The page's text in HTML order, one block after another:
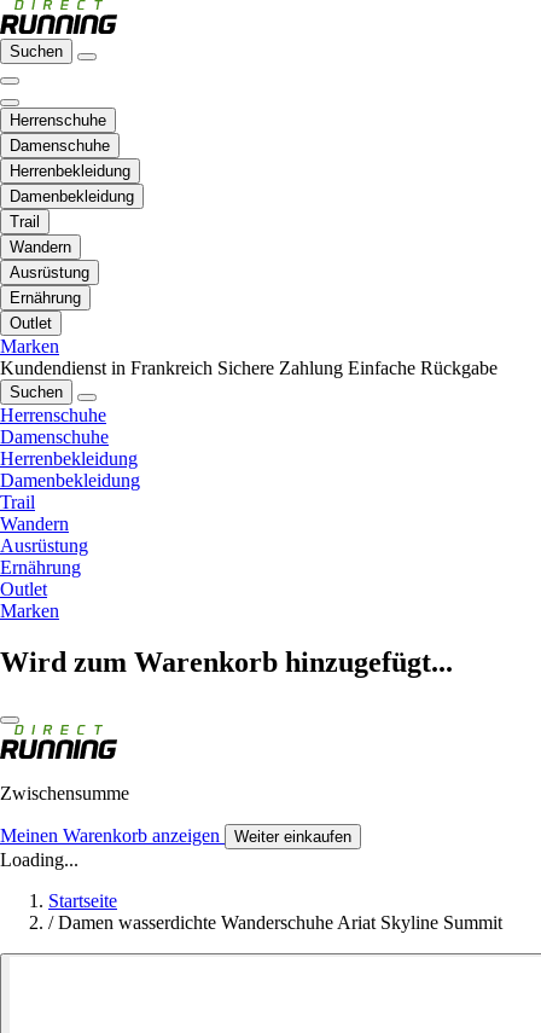
Suchen
Herrenschuhe
Damenschuhe
Herrenbekleidung
Damenbekleidung
Trail
Wandern
Ausrüstung
Ernährung
Outlet
Marken
Kundendienst in Frankreich Sichere Zahlung Einfache Rückgabe
Suchen
Herrenschuhe
Damenschuhe
Herrenbekleidung
Damenbekleidung
Trail
Wandern
Ausrüstung
Ernährung
Outlet
Marken
Wird zum Warenkorb hinzugefügt...
Zwischensumme
Meinen Warenkorb anzeigen Weiter einkaufen
Loading...
Startseite
/ Damen wasserdichte Wanderschuhe Ariat Skyline Summit